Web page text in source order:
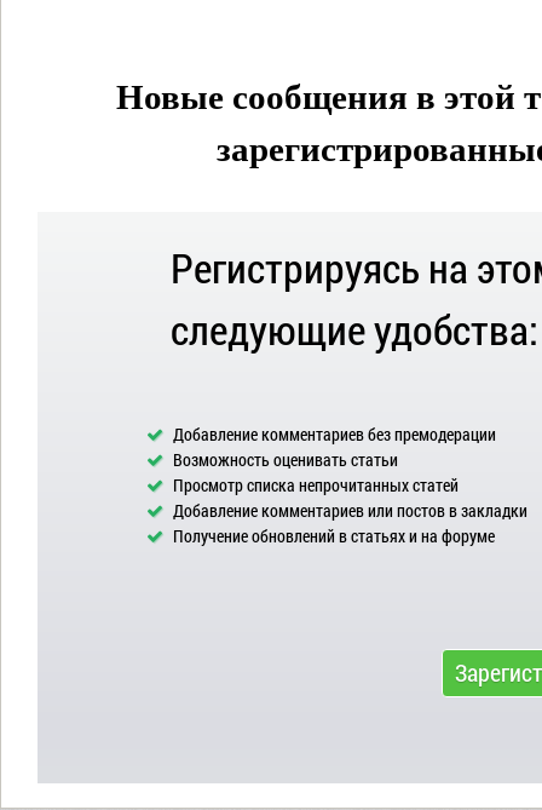
Новые сообщения в этой
Регистрируясь на
следующие удобства:
Добавление комментариев без премодерации
Возможность оценивать статьи
Просмотр списка непрочитанных статей
Добавление комментариев или постов в закладки
Получение обновлений в статьях и на форуме